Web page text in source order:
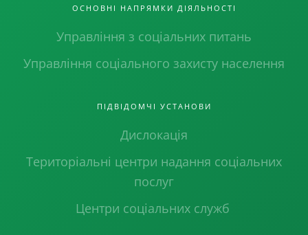
ОСНОВНІ НАПРЯМКИ ДІЯЛЬНОСТІ
Управління з соціальних питань
Управління соціального захисту населення
ПІДВІДОМЧІ УСТАНОВИ
Дислокація
Територіальні центри надання соціальних
послуг
Центри соціальних служб